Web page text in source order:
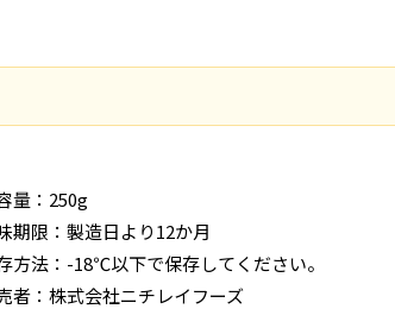
量 ：250g
期限 ：製造日より12か月
方法 ：-18℃以下で保存してください。
者 ：株式会社ニチレイフーズ